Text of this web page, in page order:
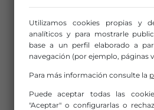
Utilizamos cookies propias y
analíticos y para mostrarle
base a un perfil elaborado a
navegación (por ejemplo, páginas
Para más información consulte la
Puede aceptar todas las
"Aceptar" o configurarlas o